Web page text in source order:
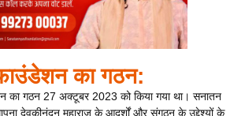
का गठन:
का गठन 27 अक्टूबर 2023 को किया गया था। सनातन
देवकीनंदन महाराज के आदर्शों और संगठन के उद्देश्यों के